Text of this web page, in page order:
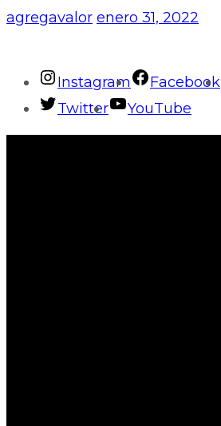
agregavalor enero 31, 2022
Instagram Facebook
Twitter
YouTube